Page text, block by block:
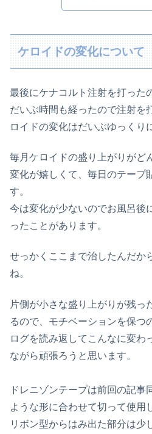
ケロイドの変化について
最後にケナコルト注射を打った
だいぶ時間も経ったので注射を
ロイドの変化はだいぶゆっくり
毎月ケロイドの盛り上がりがど
変化が嬉しくて、毎日のテープ
す。
今は変化が少ないのでお風呂後
ったことがあります。
せっかくここまで治したんだか
ね。
片側が小さな盛り上がりが残っ
るので、モチベーションを保つ
ログを読み返してこんなに変わ
ながら頑張ろうと思います。
ドレニゾンテープは前回の記事
ような形に合わせて切って使用
リボン型からはみ出た部分は少